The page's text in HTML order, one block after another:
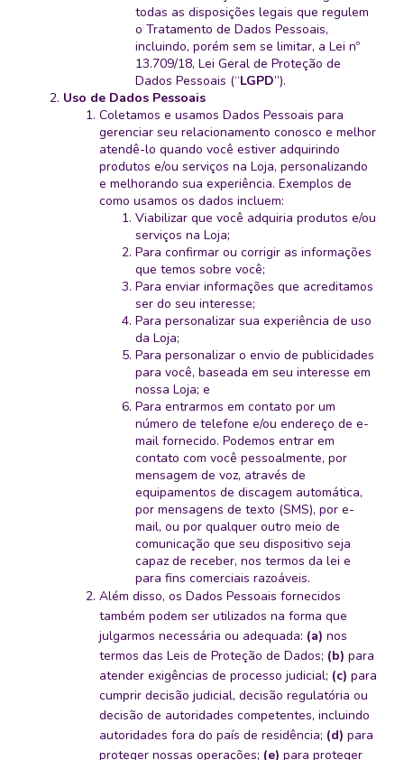
todas as disposições legais que regulem
o Tratamento de Dados Pessoais,
incluindo, porém sem se limitar, a Lei nº
13.709/18, Lei Geral de Proteção de
Dados Pessoais (“LGPD”).
Uso de Dados Pessoais
Coletamos e usamos Dados Pessoais para
gerenciar seu relacionamento conosco e melhor
atendê-lo quando você estiver adquirindo
produtos e/ou serviços na Loja, personalizando
e melhorando sua experiência. Exemplos de
como usamos os dados incluem:
Viabilizar que você adquiria produtos e/ou
serviços na Loja;
Para confirmar ou corrigir as informações
que temos sobre você;
Para enviar informações que acreditamos
ser do seu interesse;
Para personalizar sua experiência de uso
da Loja;
Para personalizar o envio de publicidades
para você, baseada em seu interesse em
nossa Loja; e
Para entrarmos em contato por um
número de telefone e/ou endereço de e-
mail fornecido. Podemos entrar em
contato com você pessoalmente, por
mensagem de voz, através de
equipamentos de discagem automática,
por mensagens de texto (SMS), por e-
mail, ou por qualquer outro meio de
comunicação que seu dispositivo seja
capaz de receber, nos termos da lei e
para fins comerciais razoáveis.
Além disso, os Dados Pessoais fornecidos
também podem ser utilizados na forma que
julgarmos necessária ou adequada: (a) nos
termos das Leis de Proteção de Dados; (b) para
atender exigências de processo judicial; (c) para
cumprir decisão judicial, decisão regulatória ou
decisão de autoridades competentes, incluindo
autoridades fora do país de residência; (d) para
proteger nossas operações; (e) para proteger